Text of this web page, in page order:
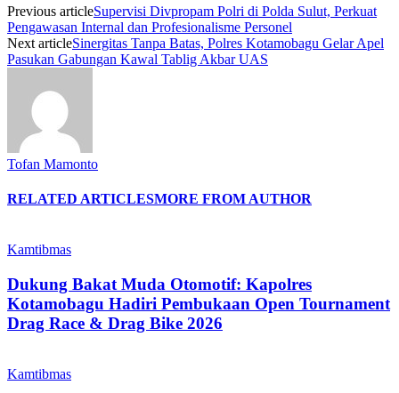
Previous articleSupervisi Divpropam Polri di Polda Sulut, Perkuat
Pengawasan Internal dan Profesionalisme Personel
Next articleSinergitas Tanpa Batas, Polres Kotamobagu Gelar Apel
Pasukan Gabungan Kawal Tablig Akbar UAS
Tofan Mamonto
RELATED ARTICLESMORE FROM AUTHOR
Kamtibmas
Dukung Bakat Muda Otomotif: Kapolres
Kotamobagu Hadiri Pembukaan Open Tournament
Drag Race & Drag Bike 2026
Kamtibmas